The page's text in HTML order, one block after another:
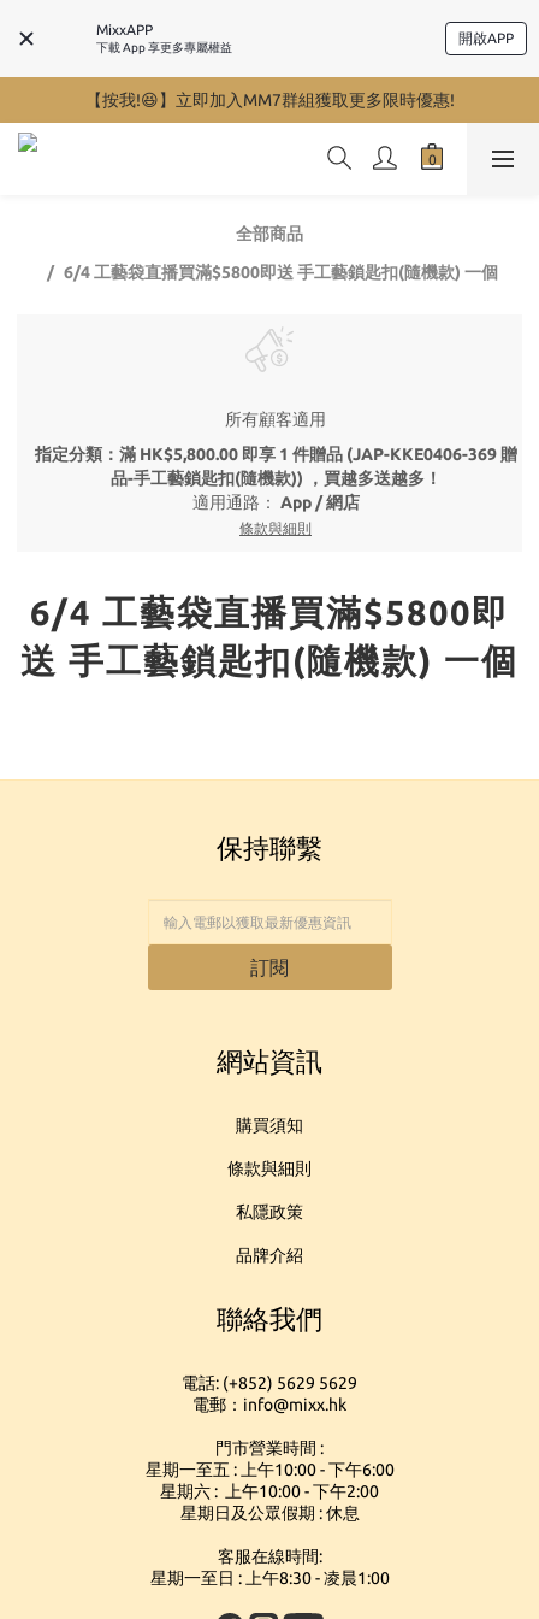
MixxAPP
下載 App 享更多專屬權益
開啟APP
【按我!😆】立即加入MM7群組獲取更多限時優惠!
全部商品
6/4 工藝袋直播買滿$5800即送 手工藝鎖匙扣(隨機款) 一個
所有顧客適用
指定分類：滿 HK$5,800.00 即享 1 件贈品 (JAP-KKE0406-369 贈
品-手工藝鎖匙扣(隨機款)) ，買越多送越多！
適用通路： App / 網店
條款與細則
6/4 工藝袋直播買滿$5800即
送 手工藝鎖匙扣(隨機款) 一個
保持聯繫
訂閱
網站資訊
購買須知
條款與細則
私隱政策
品牌介紹
聯絡我們
電話: (+852) 5629 5629
電郵：info@mixx.hk
門市營業時間 :
星期一至五 : 上午10:00 - 下午6:00
星期六 : 上午10:00 - 下午2:00
星期日及公眾假期 : 休息
客服在線時間:
星期一至日 : 上午8:30 - 凌晨1:00